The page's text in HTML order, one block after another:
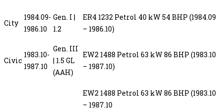
City
1984.09-
1986.10
Gen. I |
1.2
ER4 1232 Petrol 40 kW 54 BHP (1984.09
– 1986.10)
Civic
1983.10-
1987.10
Gen. III
| 1.5 GL
(AAH)
EW2 1488 Petrol 63 kW 86 BHP (1983.10
– 1987.10)
EW2 1488 Petrol 63 kW 86 BHP (1983.10
– 1987.10